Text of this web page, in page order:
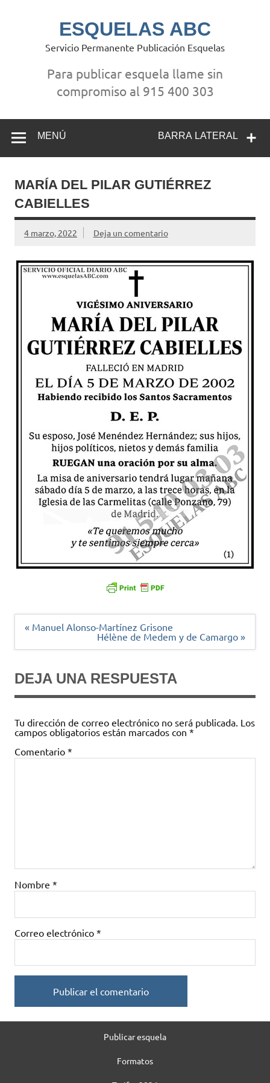
ESQUELAS ABC
Servicio Permanente Publicación Esquelas
Para publicar esquela llame sin
compromiso al 915 400 303
BARRA LATERAL
MENÚ
MARÍA DEL PILAR GUTIÉRREZ
CABIELLES
4 marzo, 2022 Deja un comentario
Navegación
« Manuel Alonso-Martínez Grisone
Hélène de Medem y de Camargo »
DEJA UNA RESPUESTA
Tu dirección de correo electrónico no será publicada. Los
campos obligatorios están marcados con *
Comentario *
Nombre *
Correo electrónico *
Publicar esquela
Formatos